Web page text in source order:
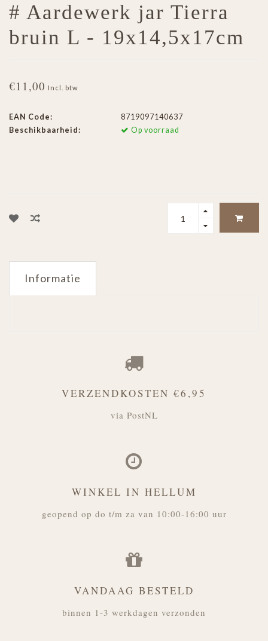
# Aardewerk jar Tierra
bruin L - 19x14,5x17cm
€11,00 Incl. btw
EAN Code:
8719097140637
Beschikbaarheid:
Op voorraad
Informatie
VERZENDKOSTEN €6,95
via PostNL
WINKEL IN HELLUM
geopend op do t/m za van 10:00-16:00 uur
VANDAAG BESTELD
binnen 1-3 werkdagen verzonden